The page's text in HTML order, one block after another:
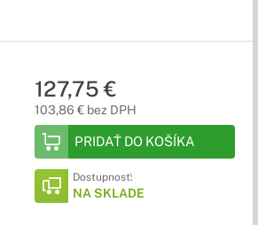
127,75 €
103,86 € bez DPH
PRIDAŤ DO KOŠÍKA
Dostupnosť:
NA SKLADE